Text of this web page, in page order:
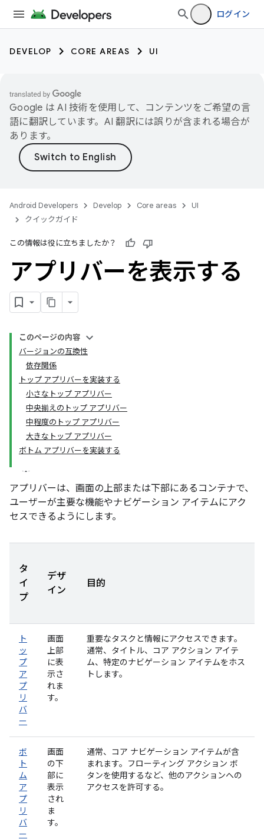
ログイン
DEVELOP CORE AREAS UI
Google は AI 技術を使用して、コンテンツをご希望の言
語に翻訳しています。AI 翻訳には誤りが含まれる場合が
あります。
Android Developers Develop Core areas
UI
クイックガイド
この情報は役に立ちましたか？
アプリバーを表示する
このページの内容
バージョンの互換性
依存関係
トップ アプリバーを実装する
小さなトップ アプリバー
中央揃えのトップ アプリバー
中程度のトップ アプリバー
大きなトップ アプリバー
ボトム アプリバーを実装する
アプリバーは、画面の上部または下部にあるコンテナで、
ユーザーが主要な機能やナビゲーション アイテムにアク
セスできるようにします。
タ
イ
プ
デザ
イン
目的
ト
ッ
プ
ア
プ
リ
バ
ー
画面
上部
に表
示さ
れま
す。
重要なタスクと情報にアクセスできます。
通常、タイトル、コア アクション アイテ
ム、特定のナビゲーション アイテムをホス
トします。
ボ
ト
ム
ア
プ
リ
バ
ー
画面
の下
部に
表示
され
ま
す。
通常、コア ナビゲーション アイテムが含
まれます。フローティング アクション ボ
タンを使用するなど、他のアクションへの
アクセスを許可する。